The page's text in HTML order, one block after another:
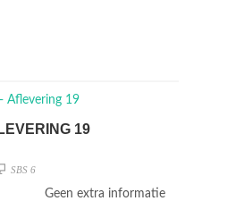
19
SBS 6
Geen extra informatie